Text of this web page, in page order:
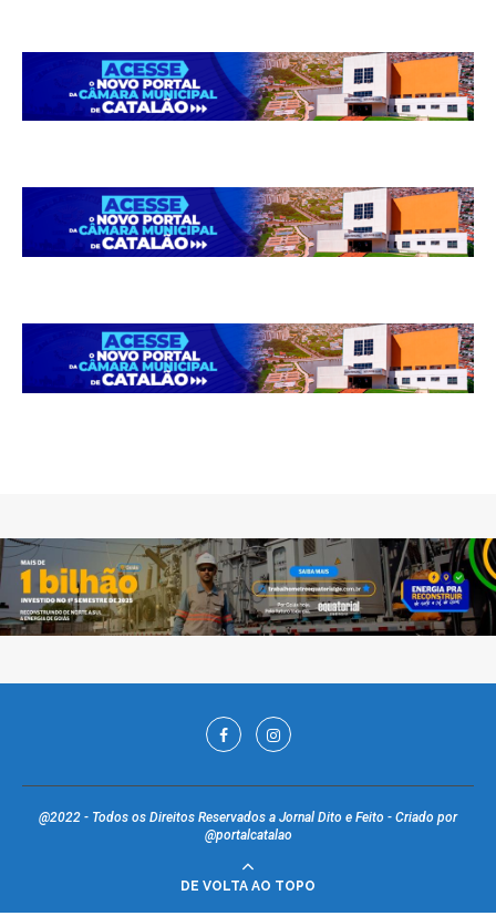
@2022 - Todos os Direitos Reservados a Jornal Dito e Feito - Criado por
@portalcatalao
DE VOLTA AO TOPO